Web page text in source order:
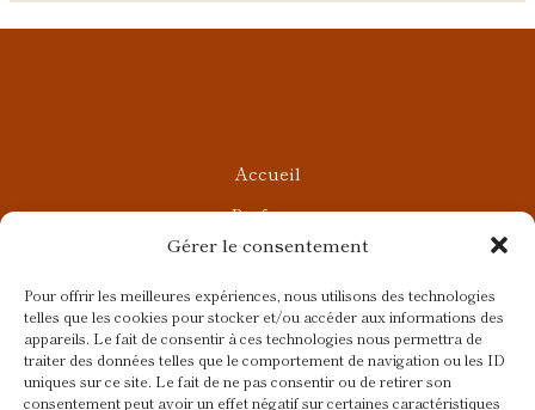
Gérer le consentement
Pour offrir les meilleures expériences, nous utilisons des technologies
telles que les cookies pour stocker et/ou accéder aux informations des
appareils. Le fait de consentir à ces technologies nous permettra de
traiter des données telles que le comportement de navigation ou les ID
uniques sur ce site. Le fait de ne pas consentir ou de retirer son
consentement peut avoir un effet négatif sur certaines caractéristiques
Accueil
Parfums
Ateliers privés
Rendez-vous Beauté
Rendez-vous Parfumés
Contact